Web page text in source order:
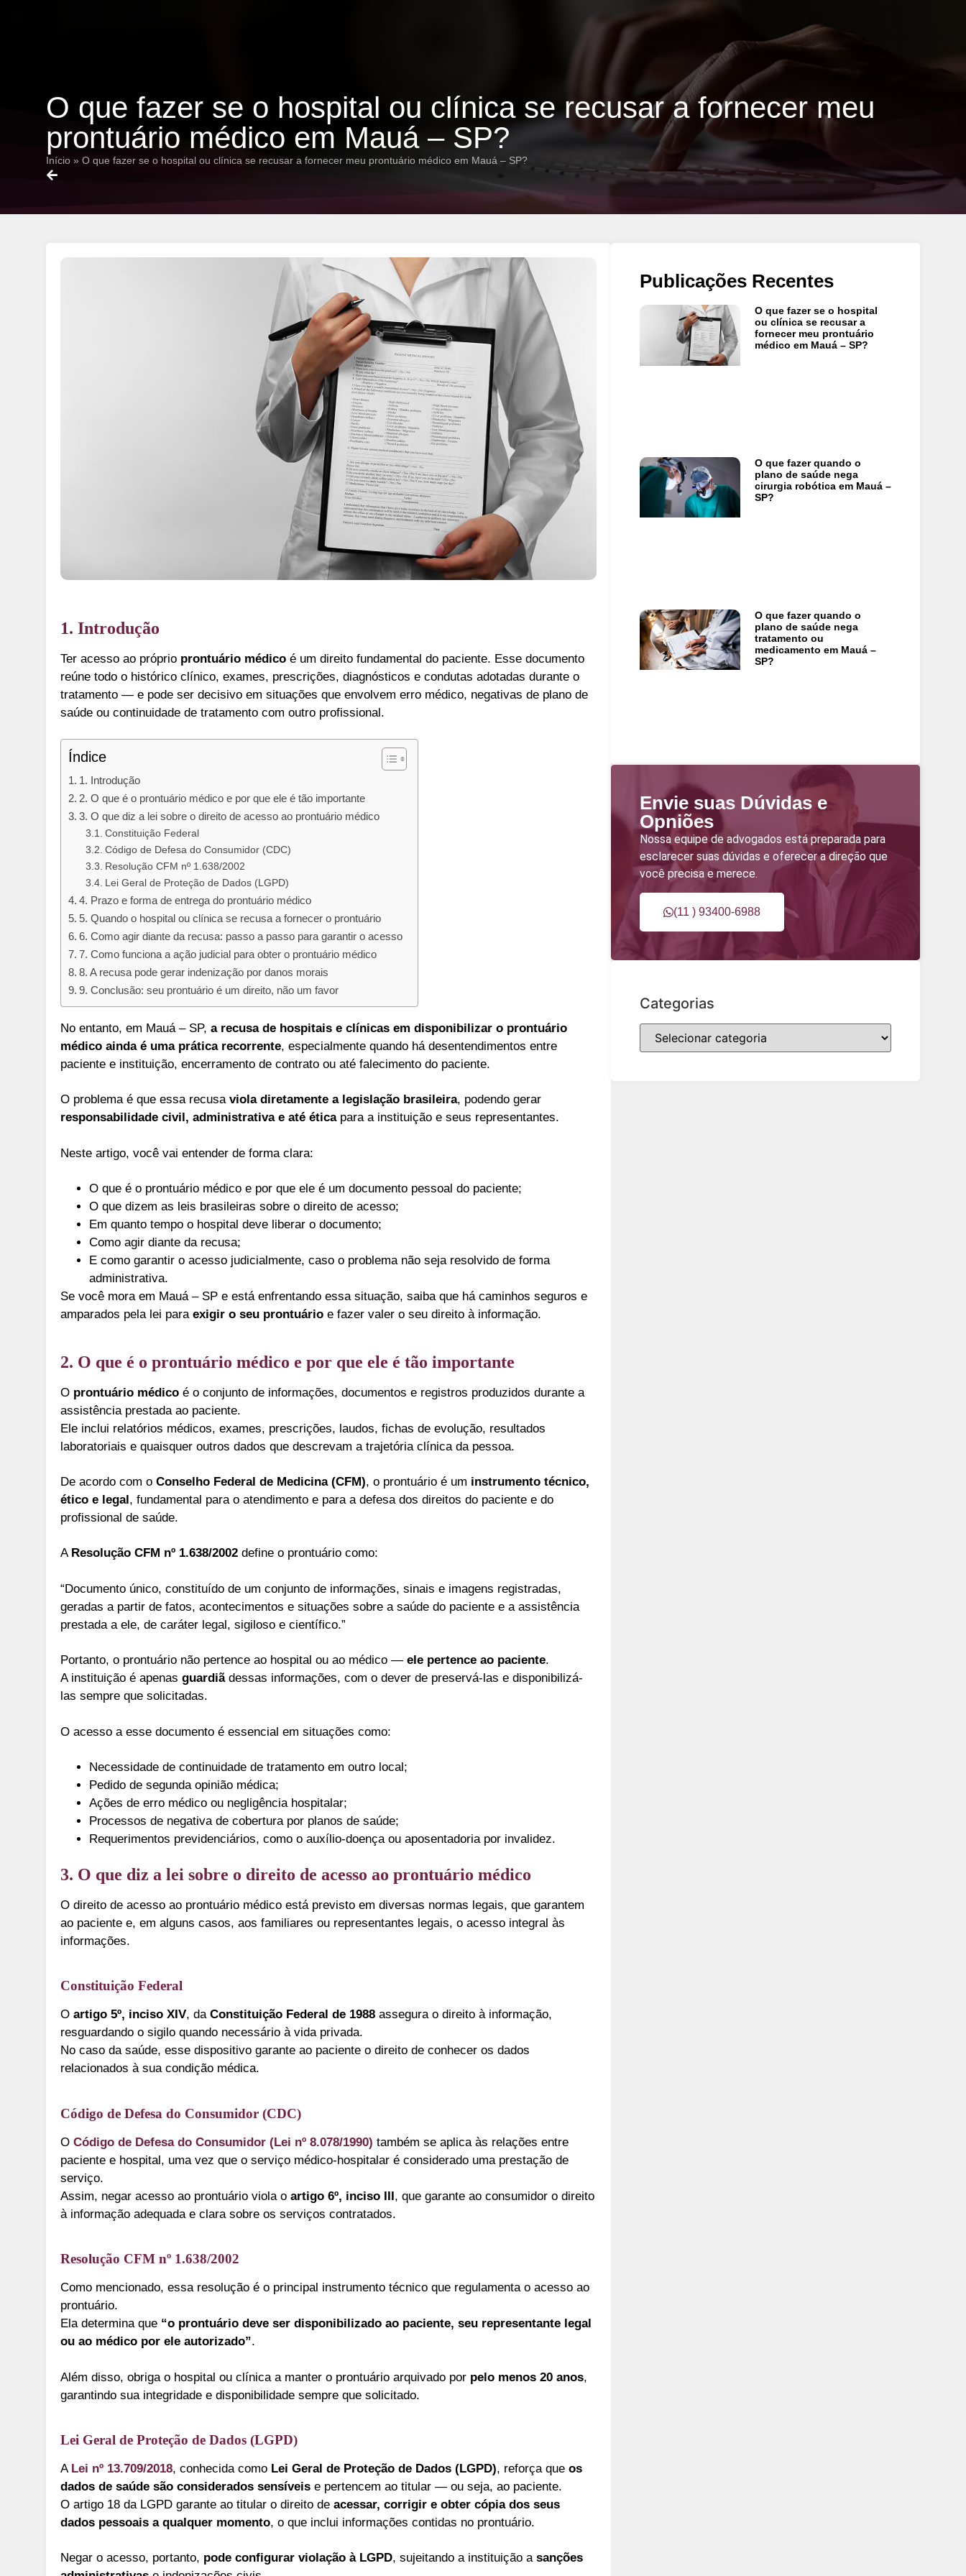
O que fazer se o hospital ou clínica se recusar a fornecer meu
prontuário médico em Mauá – SP?
Início » O que fazer se o hospital ou clínica se recusar a fornecer meu prontuário médico em Mauá – SP?
1. Introdução
Ter acesso ao próprio prontuário médico é um direito fundamental do paciente. Esse documento
reúne todo o histórico clínico, exames, prescrições, diagnósticos e condutas adotadas durante o
tratamento — e pode ser decisivo em situações que envolvem erro médico, negativas de plano de
saúde ou continuidade de tratamento com outro profissional.
Índice
1. Introdução
2. O que é o prontuário médico e por que ele é tão importante
3. O que diz a lei sobre o direito de acesso ao prontuário médico
Constituição Federal
Código de Defesa do Consumidor (CDC)
Resolução CFM nº 1.638/2002
Lei Geral de Proteção de Dados (LGPD)
4. Prazo e forma de entrega do prontuário médico
5. Quando o hospital ou clínica se recusa a fornecer o prontuário
6. Como agir diante da recusa: passo a passo para garantir o acesso
7. Como funciona a ação judicial para obter o prontuário médico
8. A recusa pode gerar indenização por danos morais
9. Conclusão: seu prontuário é um direito, não um favor
No entanto, em Mauá – SP, a recusa de hospitais e clínicas em disponibilizar o prontuário
médico ainda é uma prática recorrente, especialmente quando há desentendimentos entre
paciente e instituição, encerramento de contrato ou até falecimento do paciente.
O problema é que essa recusa viola diretamente a legislação brasileira, podendo gerar
responsabilidade civil, administrativa e até éticapara a instituição e seus representantes.
Neste artigo, você vai entender de forma clara:
O que é o prontuário médico e por que ele é um documento pessoal do paciente;
O que dizem as leis brasileiras sobre o direito de acesso;
Em quanto tempo o hospital deve liberar o documento;
Como agir diante da recusa;
E como garantir o acesso judicialmente, caso o problema não seja resolvido de forma
administrativa.
Se você mora em Mauá – SP e está enfrentando essa situação, saiba que há caminhos seguros e
amparados pela lei para exigir o seu prontuário e fazer valer o seu direito à informação.
2. O que é o prontuário médico e por que ele é tão importante
O prontuário médico é o conjunto de informações, documentos e registros produzidos durante a
assistência prestada ao paciente.
Ele inclui relatórios médicos, exames, prescrições, laudos, fichas de evolução, resultados
laboratoriais e quaisquer outros dados que descrevam a trajetória clínica da pessoa.
De acordo com o Conselho Federal de Medicina (CFM), o prontuário é um instrumento técnico,
ético e legal, fundamental para o atendimento e para a defesa dos direitos do paciente e do
profissional de saúde.
A Resolução CFM nº 1.638/2002 define o prontuário como:
“Documento único, constituído de um conjunto de informações, sinais e imagens registradas,
geradas a partir de fatos, acontecimentos e situações sobre a saúde do paciente e a assistência
prestada a ele, de caráter legal, sigiloso e científico.”
Portanto, o prontuário não pertence ao hospital ou ao médico — ele pertence ao paciente.
A instituição é apenas guardiãdessas informações, com o dever de preservá-las e disponibilizá-
las sempre que solicitadas.
O acesso a esse documento é essencial em situações como:
Necessidade de continuidade de tratamento em outro local;
Pedido de segunda opinião médica;
Ações de erro médico ou negligência hospitalar;
Processos de negativa de cobertura por planos de saúde;
Requerimentos previdenciários, como o auxílio-doença ou aposentadoria por invalidez.
3. O que diz a lei sobre o direito de acesso ao prontuário médico
O direito de acesso ao prontuário médico está previsto em diversas normas legais, que garantem
ao paciente e, em alguns casos, aos familiares ou representantes legais, o acesso integral às
informações.
Constituição Federal
O artigo 5º, inciso XIV, da Constituição Federal de 1988 assegura o direito à informação,
resguardando o sigilo quando necessário à vida privada.
No caso da saúde, esse dispositivo garante ao paciente o direito de conhecer os dados
relacionados à sua condição médica.
Código de Defesa do Consumidor (CDC)
O Código de Defesa do Consumidor (Lei nº 8.078/1990) também se aplica às relações entre
paciente e hospital, uma vez que o serviço médico-hospitalar é considerado uma prestação de
serviço.
Assim, negar acesso ao prontuário viola o artigo 6º, inciso III, que garante ao consumidor o direito
à informação adequada e clara sobre os serviços contratados.
Resolução CFM nº 1.638/2002
Como mencionado, essa resolução é o principal instrumento técnico que regulamenta o acesso ao
prontuário.
Ela determina que “o prontuário deve ser disponibilizado ao paciente, seu representante legal
ou ao médico por ele autorizado”.
Além disso, obriga o hospital ou clínica a manter o prontuário arquivado por pelo menos 20 anos,
garantindo sua integridade e disponibilidade sempre que solicitado.
Lei Geral de Proteção de Dados (LGPD)
A Lei nº 13.709/2018, conhecida como Lei Geral de Proteção de Dados (LGPD), reforça que os
dados de saúde são considerados sensíveis e pertencem ao titular — ou seja, ao paciente.
O artigo 18 da LGPD garante ao titular o direito de acessar, corrigir e obter cópia dos seus
dados pessoais a qualquer momento, o que inclui informações contidas no prontuário.
Negar o acesso, portanto, pode configurar violação à LGPD, sujeitando a instituição a sanções
Publicações Recentes
O que fazer se o hospital
ou clínica se recusar a
fornecer meu prontuário
médico em Mauá – SP?
O que fazer quando o
plano de saúde nega
cirurgia robótica em Mauá –
SP?
O que fazer quando o
plano de saúde nega
tratamento ou
medicamento em Mauá –
SP?
Envie suas Dúvidas e
Opniões
Nossa equipe de advogados está preparada para
esclarecer suas dúvidas e oferecer a direção que
você precisa e merece.
(11 ) 93400-6988
Categorias